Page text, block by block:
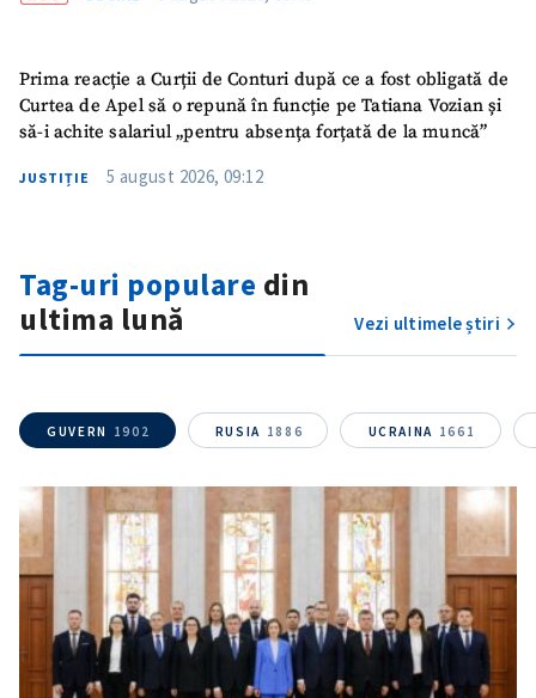
Prima reacție a Curții de Conturi după ce a fost obligată de
Curtea de Apel să o repună în funcție pe Tatiana Vozian și
să-i achite salariul „pentru absența forțată de la muncă”
JUSTIȚIE 5 august 2026, 09:12
Tag-uri populare din
ultima lună
Vezi ultimele știri
GUVERN 1902 RUSIA 1886 UCRAINA 1661
Mesajul știrei
+ Mesajul știrei
Nume + Numele meu
Telefon
+ Telefon personal
Am citit și sunt de
acord cu politica de
confidențialitate.
TRIMITE ȘTIREA